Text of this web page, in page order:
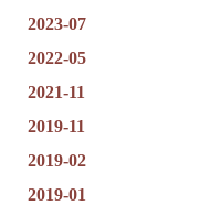
2023-07
2022-05
2021-11
2019-11
2019-02
2019-01